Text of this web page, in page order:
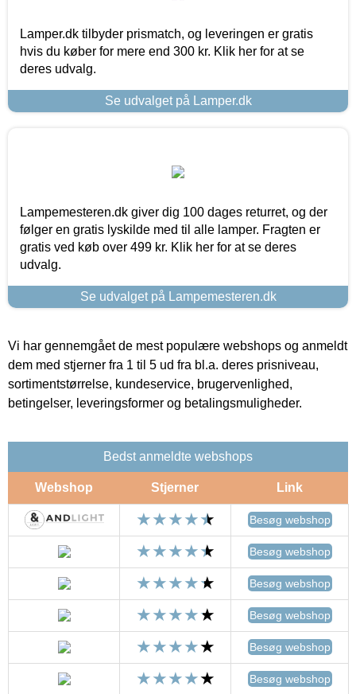
Lamper.dk tilbyder prismatch, og leveringen er gratis
hvis du køber for mere end 300 kr. Klik her for at se
deres udvalg.
Se udvalget på Lamper.dk
Lampemesteren.dk giver dig 100 dages returret, og der
følger en gratis lyskilde med til alle lamper. Fragten er
gratis ved køb over 499 kr. Klik her for at se deres
udvalg.
Se udvalget på Lampemesteren.dk
Vi har gennemgået de mest populære webshops og anmeldt
dem med stjerner fra 1 til 5 ud fra bl.a. deres prisniveau,
sortimentstørrelse, kundeservice, brugervenlighed,
betingelser, leveringsformer og betalingsmuligheder.
Bedst anmeldte webshops
Webshop Stjerner Link
Besøg webshop
Besøg webshop
Besøg webshop
Besøg webshop
Besøg webshop
Besøg webshop